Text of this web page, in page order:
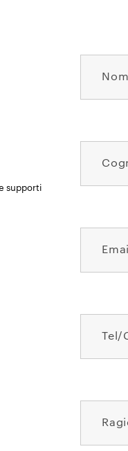
supporti